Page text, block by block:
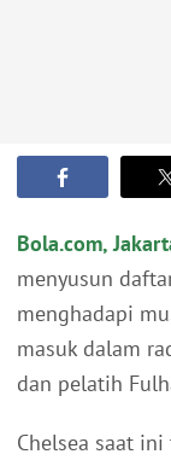
Bola.com,
menyusun
menghadapi
masuk dalam
dan pelatih
Chelsea saat